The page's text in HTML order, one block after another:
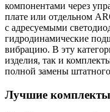
компонентами через
плате или отдельном
с адресуемыми
гидродинамические
вибрацию. В эту
изделия, так и
полной замены
Лучшие комплекты